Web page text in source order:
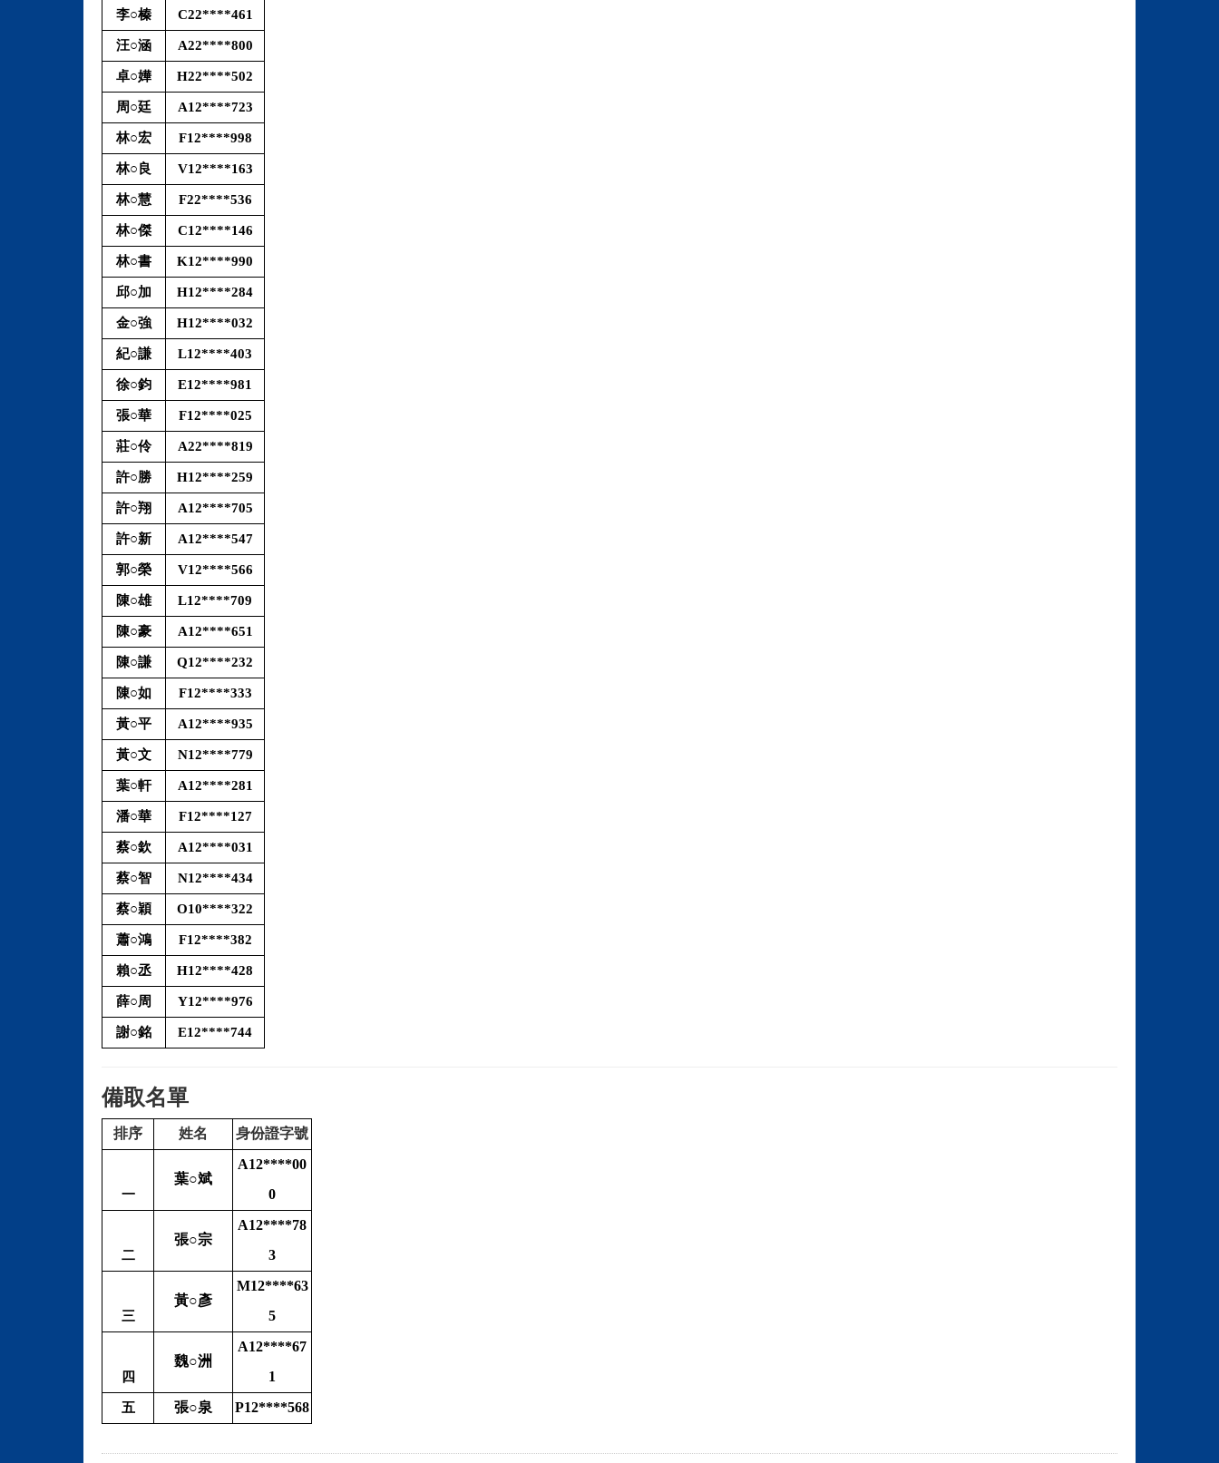
李○榛 C22****461
汪○涵 A22****800
卓○嬅 H22****502
周○廷 A12****723
林○宏 F12****998
林○良 V12****163
林○慧 F22****536
林○傑 C12****146
林○書 K12****990
邱○加 H12****284
金○強 H12****032
紀○謙 L12****403
徐○鈞 E12****981
張○華 F12****025
莊○伶 A22****819
許○勝 H12****259
許○翔 A12****705
許○新 A12****547
郭○榮 V12****566
陳○雄 L12****709
陳○豪 A12****651
陳○謙 Q12****232
陳○如 F12****333
黃○平 A12****935
黃○文 N12****779
葉○軒 A12****281
潘○華 F12****127
蔡○欽 A12****031
蔡○智 N12****434
蔡○穎 O10****322
蕭○鴻 F12****382
賴○丞 H12****428
薛○周 Y12****976
謝○銘 E12****744
備取名單
排序 姓名 身份證字號
一
葉○斌
A12****00
0
二
張○宗
A12****78
3
三
黃○彥
M12****63
5
四
魏○洲
A12****67
1
五 張○泉 P12****568